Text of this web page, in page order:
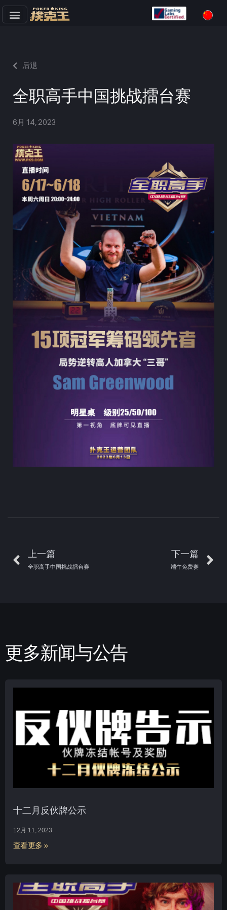
文
后退
全职高手中国挑战擂台赛
6月 14, 2023
上一篇
全职高手中国挑战擂台赛
下一篇
端午免费赛
更多新闻与公告
十二月反伙牌公示
12月 11, 2023
查看更多 »